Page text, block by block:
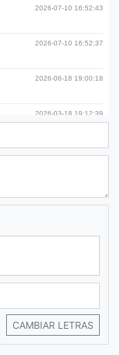
CAMBIAR LETRAS